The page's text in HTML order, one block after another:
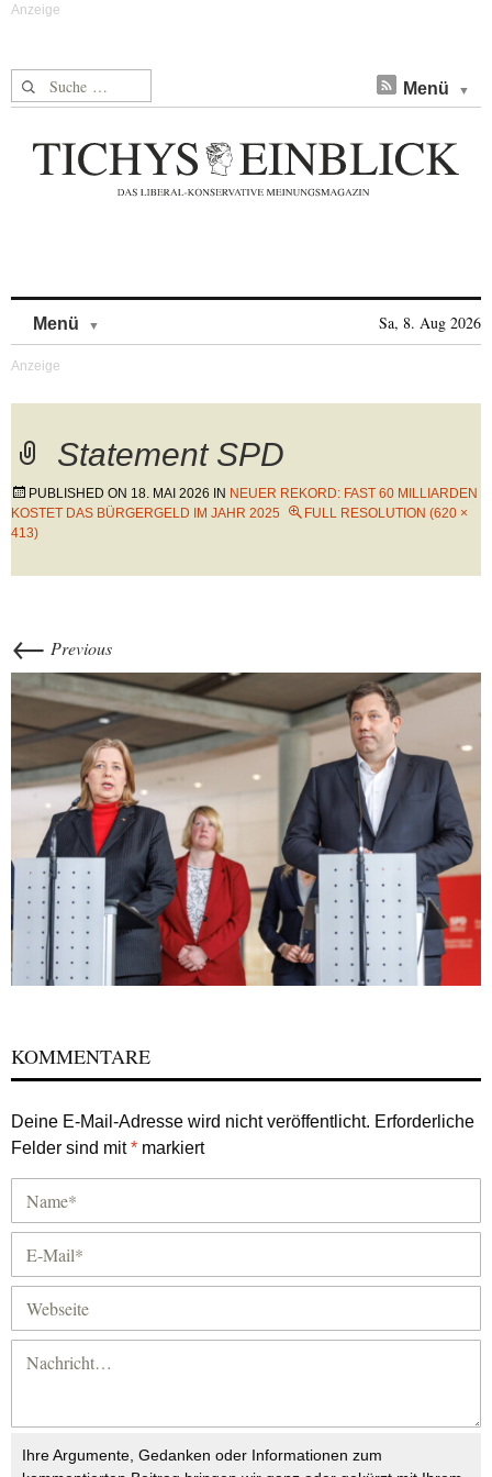
Suche nach: Menü
Menü Sa, 8. Aug 2026
Statement SPD
PUBLISHED ON 18. MAI 2026 IN NEUER REKORD: FAST 60 MILLIARDEN
KOSTET DAS BÜRGERGELD IM JAHR 2025
FULL RESOLUTION (620 ×
413)
← Previous
KOMMENTARE
Deine E-Mail-Adresse wird nicht veröffentlicht. Erforderliche
Felder sind mit* markiert
Ihre Argumente, Gedanken oder Informationen zum